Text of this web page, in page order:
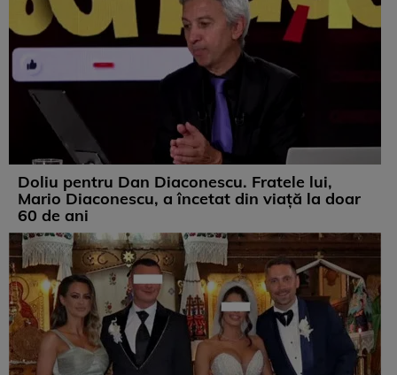
Doliu pentru Dan Diaconescu. Fratele lui,
Mario Diaconescu, a încetat din viață la doar
60 de ani